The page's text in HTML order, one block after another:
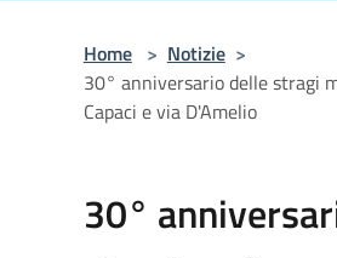
Home > Notizie >
30° anniversario delle stragi
Capaci e via D'Amelio
30°